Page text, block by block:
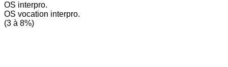
OS interpro.
OS vocation interpro.
(3 à 8%)